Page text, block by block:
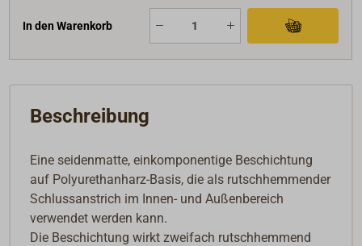
In den Warenkorb
Beschreibung
Eine seidenmatte, einkomponentige Beschichtung
auf Polyurethanharz-Basis, die als rutschhemmender
Schlussanstrich im Innen- und Außenbereich
verwendet werden kann.
Die Beschichtung wirkt zweifach rutschhemmend